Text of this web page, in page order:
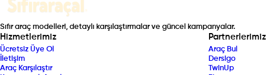
Sıfır araç modelleri, detaylı karşılaştırmalar ve güncel kampanyalar.
Hizmetlerimiz
Ücretsiz Üye Ol
İletişim
Araç Karşılaştır
Partnerlerimiz
Araç Bul
Dersigo
TwinUp